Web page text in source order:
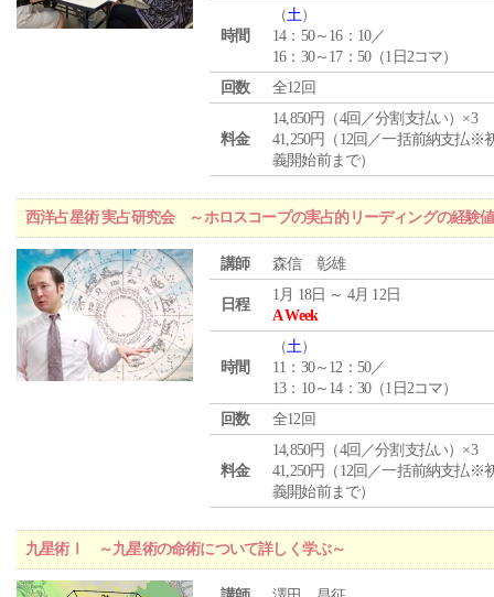
時間
（土）
14：50～16：10／
16：30～17：50（1日2コマ）
回数
全12回
料金
14,850円（4回／分割支払い）×3
41,250円（12回／一括前納支払※
義開始前まで）
西洋占星術 実占研究会 ～ホロスコープの実占的リーディングの経験
講師 森信 彰雄
日程
1月 18日 ～ 4月 12日
A Week
時間
（土）
11：30～12：50／
13：10～14：30（1日2コマ）
回数
全12回
料金
14,850円（4回／分割支払い）×3
41,250円（12回／一括前納支払※
義開始前まで）
九星術Ⅰ ～九星術の命術について詳しく学ぶ～